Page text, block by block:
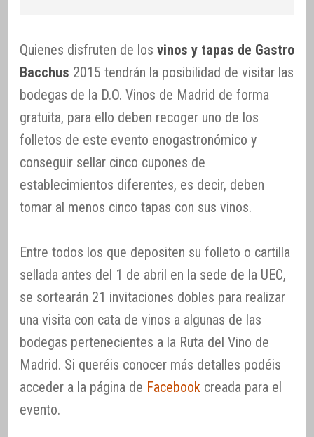
Quienes disfruten de los vinos y tapas de Gastro
Bacchus 2015 tendrán la posibilidad de visitar las
bodegas de la D.O. Vinos de Madrid de forma
gratuita, para ello deben recoger uno de los
folletos de este evento enogastronómico y
conseguir sellar cinco cupones de
establecimientos diferentes, es decir, deben
tomar al menos cinco tapas con sus vinos.
Entre todos los que depositen su folleto o cartilla
sellada antes del 1 de abril en la sede de la UEC,
se sortearán 21 invitaciones dobles para realizar
una visita con cata de vinos a algunas de las
bodegas pertenecientes a la Ruta del Vino de
Madrid. Si queréis conocer más detalles podéis
acceder a la página de Facebook creada para el
evento.